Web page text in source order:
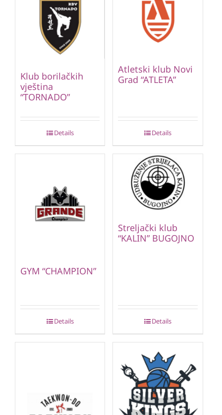
Klub borilačkih
vještina
“TORNADO”
Details
Atletski klub Novi
Grad “ATLETA”
Details
GYM “CHAMPION”
Details
Streljački klub
“KALIN” BUGOJNO
Details